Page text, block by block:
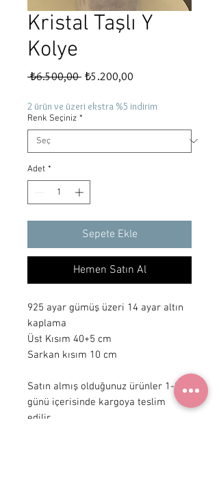
Kristal Taşlı Y
Kolye
₺6.500,00 Normal
₺5.200,00
2 ürün ve üzeri ekstra %5 indirim
Renk Seçiniz *
Adet *
Sepete Ekle
Hemen Satın Al
925 ayar gümüş üzeri 14 ayar altın
kaplama
Üst Kısım 40+5 cm
Sarkan kısım 10 cm
Satın almış olduğunuz ürünler 1-3 iş
günü içerisinde kargoya teslim
edilir.